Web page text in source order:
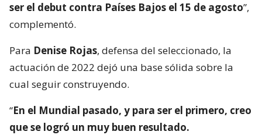
ser el debut contra Países Bajos el 15 de agosto”,
complementó.
Para Denise Rojas, defensa del seleccionado, la
actuación de 2022 dejó una base sólida sobre la
cual seguir construyendo.
“En el Mundial pasado, y para ser el primero, creo
que se logró un muy buen resultado.